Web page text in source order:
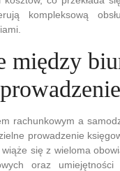
kompleksową
między
rachunkowym a
prowadzenie
się z wieloma
oraz